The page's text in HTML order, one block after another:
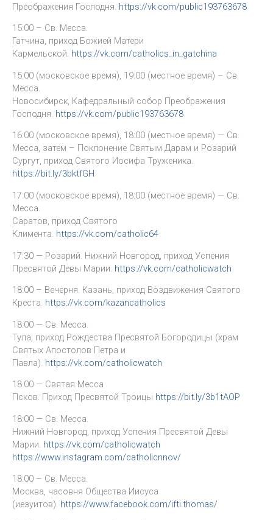
Преображения Господня. https://vk.com/public193763678
15:00 – Св. Месса.
Гатчина, приход Божией Матери
Кармельской. https://vk.com/catholics_in_gatchina
15:00 (московское время), 19:00 (местное время) – Св.
Месса.
Новосибирск, Кафедральный собор Преображения
Господня. https://vk.com/public193763678
16:00 (московское время), 18:00 (местное время) — Св.
Месса, затем – Поклонение Святым Дарам и Розарий
Сургут, приход Святого Иосифа Труженика.
https://bit.ly/3bktfGH
17:00 (московское время), 18:00 (местное время) — Св.
Месса.
Саратов, приход Святого
Климента. https://vk.com/catholic64
17:30 — Розарий. Нижний Новгород, приход Успения
Пресвятой Девы Марии. https://vk.com/catholicwatch
18:00 – Вечерня. Казань, приход Воздвижения Святого
Креста. https://vk.com/kazancatholics
18:00 — Св. Месса.
Тула, приход Рождества Пресвятой Богородицы (храм
Святых Апостолов Петра и
Павла). https://vk.com/catholicwatch
18.00 — Святая Месса
Псков. Приход Пресвятой Троицы https://bit.ly/3b1tAOP
18:00 — Св. Месса.
Нижний Новгород, приход Успения Пресвятой Девы
Марии. https://vk.com/catholicwatch
https://www.instagram.com/catholicnnov/
18:00 – Св. Месса.
Москва, часовня Общества Иисуса
(иезуитов). https://www.facebook.com/ifti.thomas/